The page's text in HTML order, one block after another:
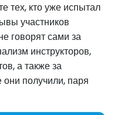
тех, кто уже испытал
участников
говорят сами за
инструкторов,
а также за
получили, паря